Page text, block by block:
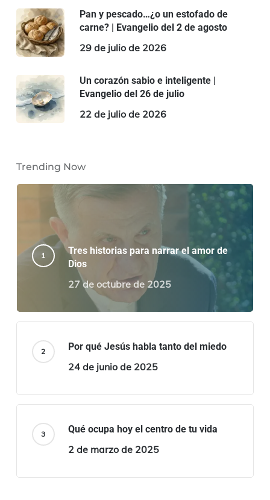
Pan y pescado…¿o un estofado de
carne? | Evangelio del 2 de agosto
29 de julio de 2026
Un corazón sabio e inteligente |
Evangelio del 26 de julio
22 de julio de 2026
Trending Now
Tres historias para narrar el amor de
Dios
27 de octubre de 2025
Por qué Jesús habla tanto del miedo
24 de junio de 2025
Qué ocupa hoy el centro de tu vida
2 de marzo de 2025